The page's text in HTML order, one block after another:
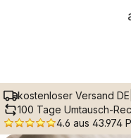
kostenloser Versand
100 Tage Umtausch-
4.6 aus 43.974